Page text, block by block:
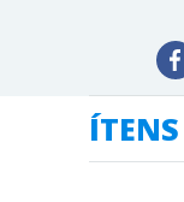
ÍTENS